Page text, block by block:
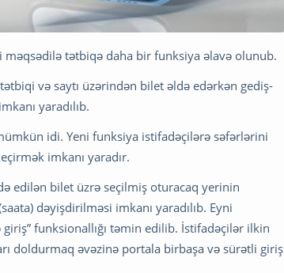
məqsədilə tətbiqə daha bir funksiya əlavə olunub.
və saytı üzərindən bilet əldə edərkən gediş-
yaradılıb.
idi. Yeni funksiya istifadəçilərə səfərlərini
imkanı yaradır.
edilən bilet üzrə seçilmiş oturacaq yerinin
dəyişdirilməsi imkanı yaradılıb. Eyni
funksionallığı təmin edilib. İstifadəçilər ilkin
doldurmaq əvəzinə portala birbaşa və sürətli giriş